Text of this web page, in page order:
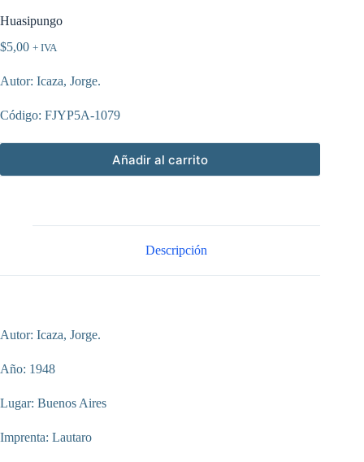
Huasipungo
$5,00 + IVA
Autor: Icaza, Jorge.
Código: FJYP5A-1079
Añadir al carrito
Descripción
Autor: Icaza, Jorge.
Año: 1948
Lugar: Buenos Aires
Imprenta: Lautaro